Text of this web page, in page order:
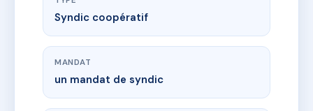
Syndic coopératif
MANDAT
un mandat de syndic